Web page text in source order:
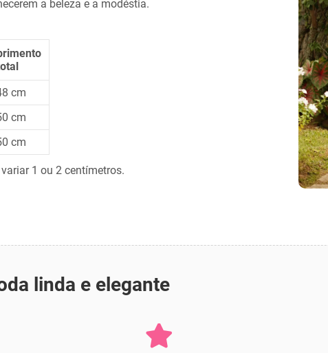
a beleza e a modéstia.
cm
cm
cm
1 ou 2 centímetros.
linda e elegante